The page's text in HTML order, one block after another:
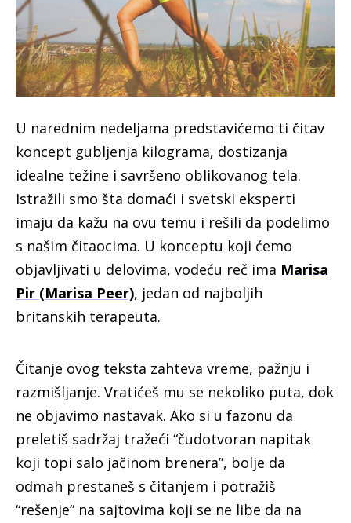
U narednim nedeljama predstavićemo ti čitav
koncept gubljenja kilograma, dostizanja
idealne težine i savršeno oblikovanog tela.
Istražili smo šta domaći i svetski eksperti
imaju da kažu na ovu temu i rešili da podelimo
s našim čitaocima. U konceptu koji ćemo
objavljivati u delovima, vodeću reč ima Marisa
Pir (Marisa Peer), jedan od najboljih
britanskih terapeuta.
Čitanje ovog teksta zahteva vreme, pažnju i
razmišljanje. Vratićeš mu se nekoliko puta, dok
ne objavimo nastavak. Ako si u fazonu da
preletiš sadržaj tražeći “čudotvoran napitak
koji topi salo jačinom brenera”, bolje da
odmah prestaneš s čitanjem i potražiš
“rešenje” na sajtovima koji se ne libe da na